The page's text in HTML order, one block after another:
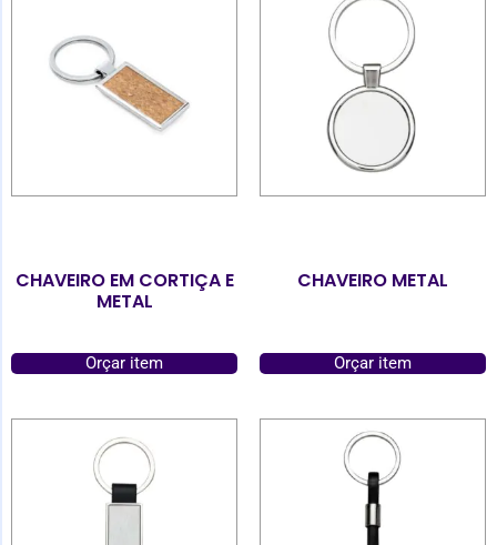
CHAVEIRO EM CORTIÇA E
METAL
Orçar item
CHAVEIRO METAL
Orçar item